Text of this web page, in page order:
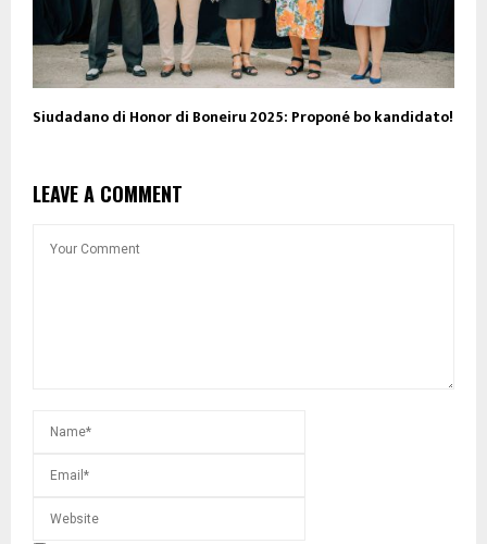
Siudadano di Honor di Boneiru 2025: Proponé bo kandidato!
LEAVE A COMMENT